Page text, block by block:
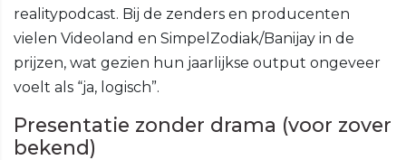
realitypodcast. Bij de zenders en producenten
vielen Videoland en SimpelZodiak/Banijay in de
prijzen, wat gezien hun jaarlijkse output ongeveer
voelt als “ja, logisch”.
Presentatie zonder drama (voor zover
bekend)